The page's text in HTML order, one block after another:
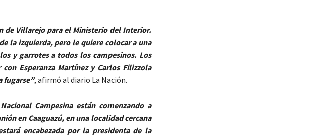
de Villarejo para el Ministerio del Interior.
la izquierda, pero le quiere colocar a una
y garrotes a todos los campesinos. Los
Esperanza Martínez y Carlos Filizzola
fugarse”, afirmó al diario La Nación.
Campesina están comenzando a
en Caaguazú, en una localidad cercana
encabezada por la presidenta de la